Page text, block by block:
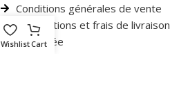
Conditions générales de vente
Informations et frais de livraison
Vie privée
WishlistCart